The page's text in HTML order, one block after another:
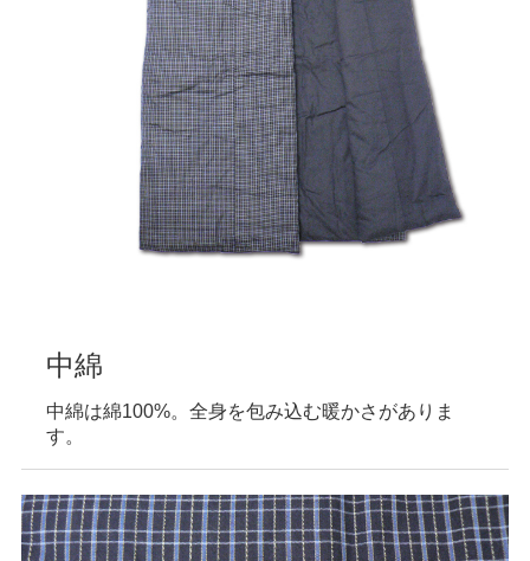
中綿
中綿は綿100%。全身を包み込む暖かさがありま
す。